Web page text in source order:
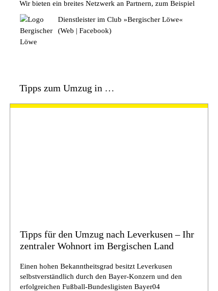
Wir bieten ein breites Netzwerk an Partnern, zum Beispiel
Dienstleister im Club »Bergischer Löwe«
(Web | Facebook)
Tipps zum Umzug in …
Tipps für den Umzug nach Leverkusen – Ihr
zentraler Wohnort im Bergischen Land
Einen hohen Bekanntheitsgrad besitzt Leverkusen
selbstverständlich durch den Bayer-Konzern und den
erfolgreichen Fußball-Bundesligisten Bayer04